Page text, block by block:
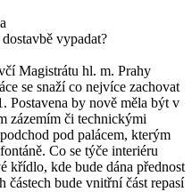
vypadat?
Magistrátu hl. m. Prahy
se snaží co nejvíce zachovat
Postavena by nově měla být v
zázemím či technickými
pod palácem, kterým
Co se týče interiéru
křídlo, kde bude dána přednost
částech bude vnitřní část repasí